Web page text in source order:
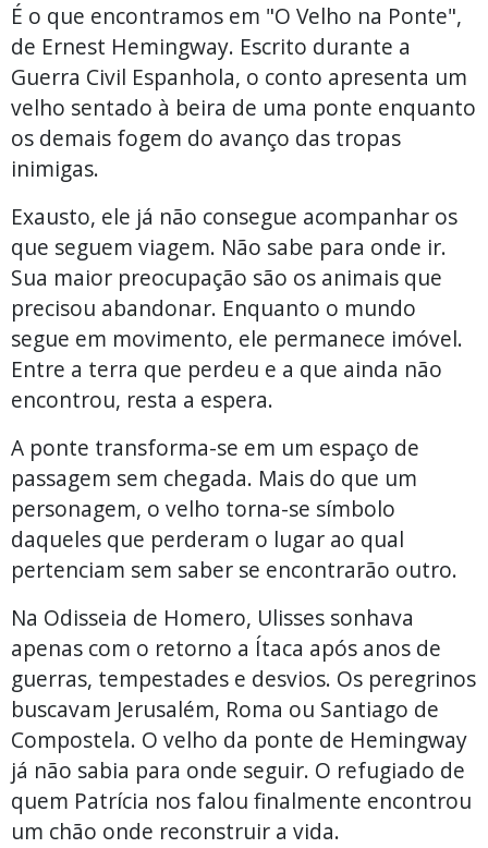
É o que encontramos em "O Velho na Ponte",
de Ernest Hemingway. Escrito durante a
Guerra Civil Espanhola, o conto apresenta um
velho sentado à beira de uma ponte enquanto
os demais fogem do avanço das tropas
inimigas.
Exausto, ele já não consegue acompanhar os
que seguem viagem. Não sabe para onde ir.
Sua maior preocupação são os animais que
precisou abandonar. Enquanto o mundo
segue em movimento, ele permanece imóvel.
Entre a terra que perdeu e a que ainda não
encontrou, resta a espera.
A ponte transforma-se em um espaço de
passagem sem chegada. Mais do que um
personagem, o velho torna-se símbolo
daqueles que perderam o lugar ao qual
pertenciam sem saber se encontrarão outro.
Na Odisseia de Homero, Ulisses sonhava
apenas com o retorno a Ítaca após anos de
guerras, tempestades e desvios. Os peregrinos
buscavam Jerusalém, Roma ou Santiago de
Compostela. O velho da ponte de Hemingway
já não sabia para onde seguir. O refugiado de
quem Patrícia nos falou finalmente encontrou
um chão onde reconstruir a vida.